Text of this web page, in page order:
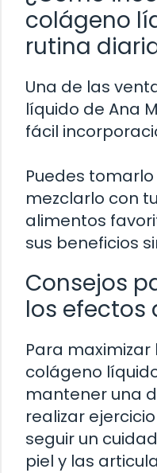
colágeno
rutina
Una de las
líquido de Ana
fácil
Puedes
mezclarlo con
alimentos
sus beneficios
Consejos
los efectos
Para
colágeno
mantener una
realizar
seguir un
piel y las